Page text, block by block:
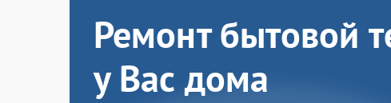
Ремонт бытовой
у Вас дома